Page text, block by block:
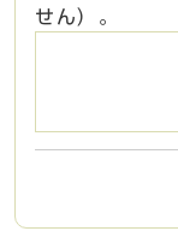
せん）。